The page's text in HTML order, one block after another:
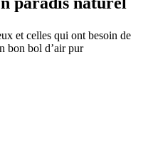
et celles qui ont besoin de
bon bol d’air pur